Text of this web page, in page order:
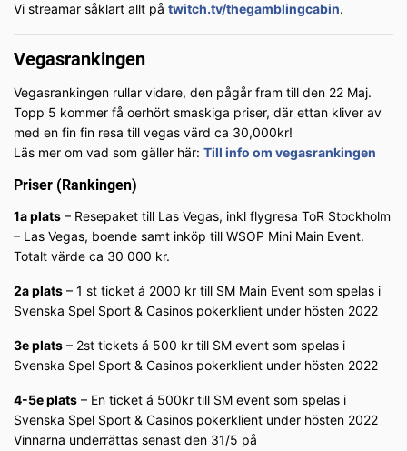
Vi streamar såklart allt på twitch.tv/thegamblingcabin.
Vegasrankingen
Vegasrankingen rullar vidare, den pågår fram till den 22 Maj.
Topp 5 kommer få oerhört smaskiga priser, där ettan kliver av
med en fin fin resa till vegas värd ca 30,000kr!
Läs mer om vad som gäller här: Till info om vegasrankingen
Priser (Rankingen)
1a plats – Resepaket till Las Vegas, inkl flygresa ToR Stockholm
– Las Vegas, boende samt inköp till WSOP Mini Main Event.
Totalt värde ca 30 000 kr.
2a plats – 1 st ticket á 2000 kr till SM Main Event som spelas i
Svenska Spel Sport & Casinos pokerklient under hösten 2022
3e plats – 2st tickets á 500 kr till SM event som spelas i
Svenska Spel Sport & Casinos pokerklient under hösten 2022
4-5e plats – En ticket á 500kr till SM event som spelas i
Svenska Spel Sport & Casinos pokerklient under hösten 2022
Vinnarna underrättas senast den 31/5 på